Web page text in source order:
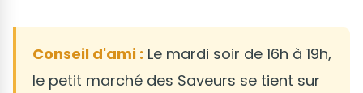
Conseil d'ami : Le mardi soir de 16h à 19h,
le petit marché des Saveurs se tient sur